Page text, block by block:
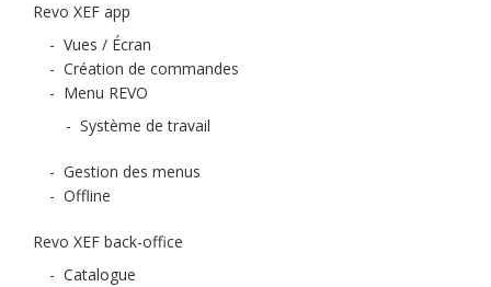
Revo XEF app
- Vues / Écran
- Création de commandes
- Menu REVO
- Système de travail
- Gestion des menus
- Offline
Revo XEF back-office
- Catalogue